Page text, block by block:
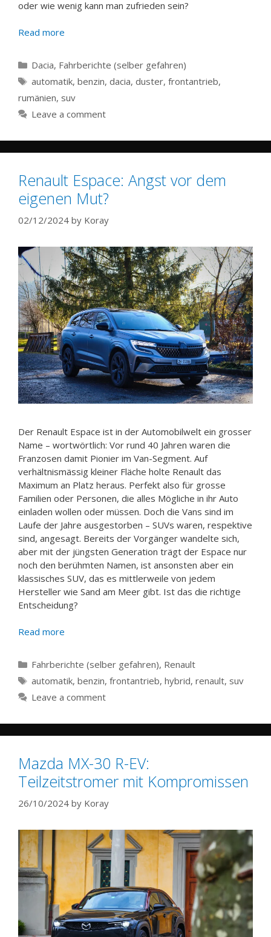
oder wie wenig kann man zufrieden sein?
Read more
Categories
Dacia, Fahrberichte (selber gefahren)
Tags
automatik, benzin, dacia, duster, frontantrieb,
rumänien, suv
Leave a comment
Renault Espace: Angst vor dem
eigenen Mut?
02/12/2024 by Koray
Der Renault Espace ist in der Automobilwelt ein grosser
Name – wortwörtlich: Vor rund 40 Jahren waren die
Franzosen damit Pionier im Van-Segment. Auf
verhältnismässig kleiner Fläche holte Renault das
Maximum an Platz heraus. Perfekt also für grosse
Familien oder Personen, die alles Mögliche in ihr Auto
einladen wollen oder müssen. Doch die Vans sind im
Laufe der Jahre ausgestorben – SUVs waren, respektive
sind, angesagt. Bereits der Vorgänger wandelte sich,
aber mit der jüngsten Generation trägt der Espace nur
noch den berühmten Namen, ist ansonsten aber ein
klassisches SUV, das es mittlerweile von jedem
Hersteller wie Sand am Meer gibt. Ist das die richtige
Entscheidung?
Read more
Categories
Fahrberichte (selber gefahren), Renault
Tags
automatik, benzin, frontantrieb, hybrid, renault, suv
Leave a comment
Mazda MX-30 R-EV:
Teilzeitstromer mit Kompromissen
26/10/2024 by Koray